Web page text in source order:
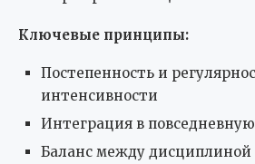
Ключевые принципы:
Постепенность и
интенсивности
Интеграция в
Баланс между дисциплиной